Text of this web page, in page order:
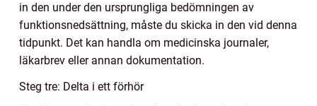
in den under den ursprungliga bedömningen av
funktionsnedsättning, måste du skicka in den vid denna
tidpunkt. Det kan handla om medicinska journaler,
läkarbrev eller annan dokumentation.
Steg tre: Delta i ett förhör